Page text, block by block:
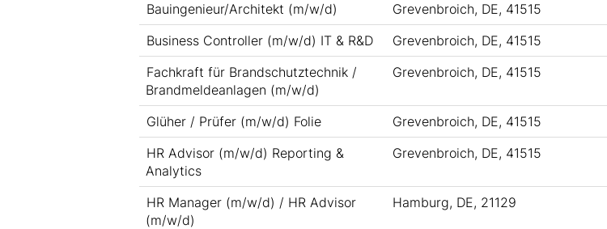
Bauingenieur/Architekt (m/w/d) Grevenbroich, DE, 41515
Business Controller (m/w/d) IT & R&D
Grevenbroich, DE, 41515
Fachkraft für Brandschutztechnik /
Brandmeldeanlagen (m/w/d)
Grevenbroich, DE, 41515
Glüher / Prüfer (m/w/d) Folie Grevenbroich, DE, 41515
HR Advisor (m/w/d) Reporting &
Analytics
Grevenbroich, DE, 41515
HR Manager (m/w/d) / HR Advisor
(m/w/d)
Hamburg, DE, 21129